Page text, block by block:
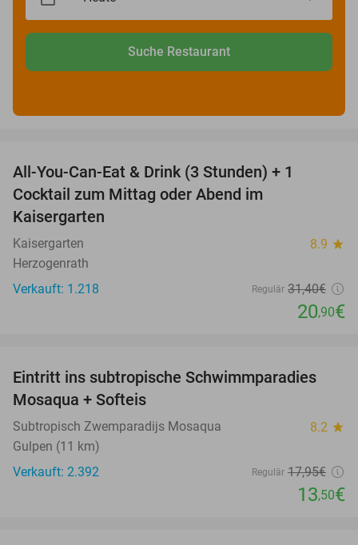
Suche Restaurant
All-You-Can-Eat & Drink (3 Stunden) + 1
Cocktail zum Mittag oder Abend im
Kaisergarten
Kaisergarten 8.9 star
Herzogenrath
Verkauft: 1.218
Regulär 31,40€
20,90€
25%
Eintritt ins subtropische Schwimmparadies
Mosaqua + Softeis
Subtropisch Zwemparadijs Mosaqua 8.2 star
Gulpen (11 km)
Verkauft: 2.392
Regulär 17,95€
13,50€